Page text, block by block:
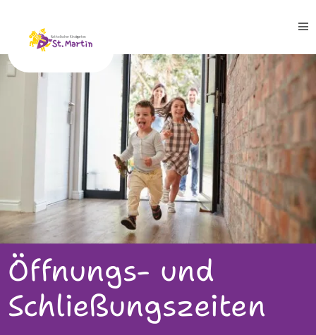
Leitbild
Team
Gruppen
Blaue Gruppe
Gelbe Gruppe
Rote Gruppe
Nestgruppe
Öffnungs- und
Schließungszeiten